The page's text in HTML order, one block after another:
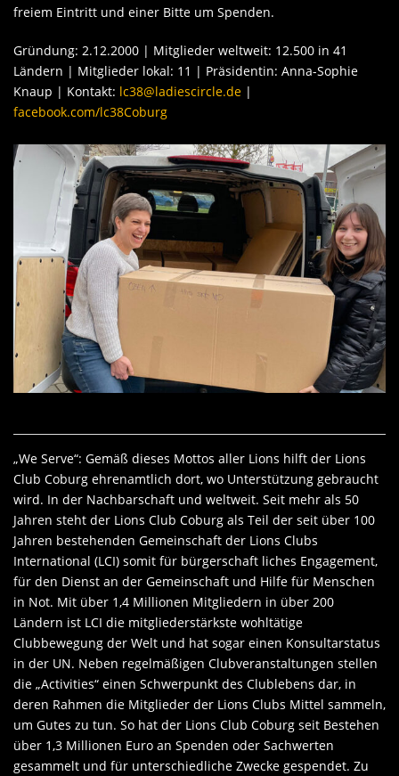
freiem Eintritt und einer Bitte um Spenden.
Gründung: 2.12.2000 | Mitglieder weltweit: 12.500 in 41
Ländern | Mitglieder lokal: 11 | Präsidentin: Anna-Sophie
Knaup | Kontakt: lc38@ladiescircle.de |
facebook.com/lc38Coburg
„We Serve“: Gemäß dieses Mottos aller Lions hilft der Lions
Club Coburg ehrenamtlich dort, wo Unterstützung gebraucht
wird. In der Nachbarschaft und weltweit. Seit mehr als 50
Jahren steht der Lions Club Coburg als Teil der seit über 100
Jahren bestehenden Gemeinschaft der Lions Clubs
International (LCI) somit für bürgerschaft liches Engagement,
für den Dienst an der Gemeinschaft und Hilfe für Menschen
in Not. Mit über 1,4 Millionen Mitgliedern in über 200
Ländern ist LCI die mitgliederstärkste wohltätige
Clubbewegung der Welt und hat sogar einen Konsultarstatus
in der UN. Neben regelmäßigen Clubveranstaltungen stellen
die „Activities“ einen Schwerpunkt des Clublebens dar, in
deren Rahmen die Mitglieder der Lions Clubs Mittel sammeln,
um Gutes zu tun. So hat der Lions Club Coburg seit Bestehen
über 1,3 Millionen Euro an Spenden oder Sachwerten
gesammelt und für unterschiedliche Zwecke gespendet. Zu